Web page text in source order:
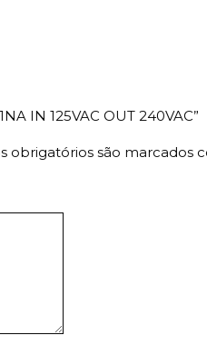
IN 125VAC OUT 240VAC”
obrigatórios são marcados